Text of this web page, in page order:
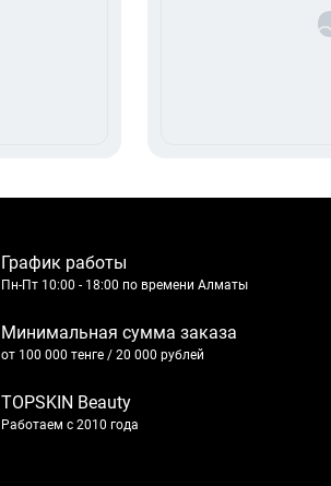
График работы
Пн-Пт 10:00 - 18:00 по времени Алматы
Минимальная сумма заказа
от 100 000 тенге / 20 000 рублей
TOPSKIN Beauty
Работаем с 2010 года